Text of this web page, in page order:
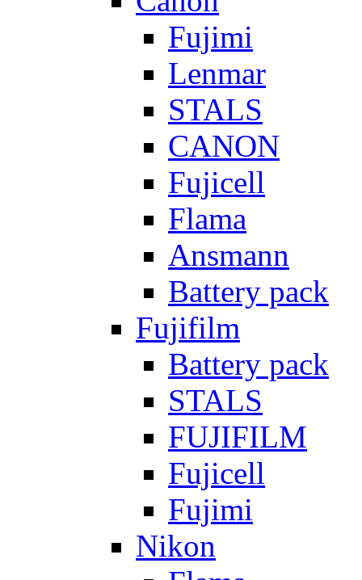
Fujimi
Lenmar
STALS
CANON
Fujicell
Flama
Ansmann
Battery pack
Fujifilm
Battery pack
STALS
FUJIFILM
Fujicell
Fujimi
Nikon